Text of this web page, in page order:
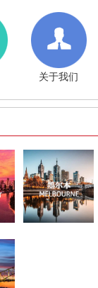
关于我们